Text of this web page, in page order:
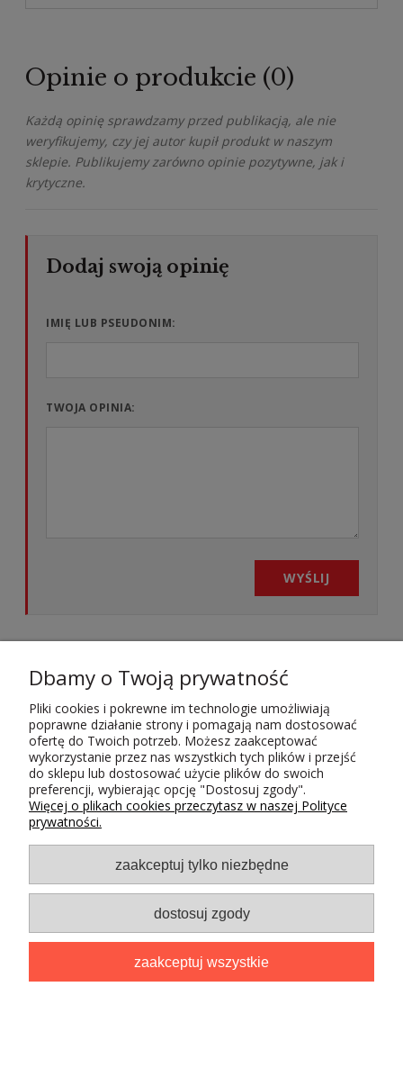
Opinie o produkcie (0)
Każdą opinię sprawdzamy przed publikacją, ale nie
weryfikujemy, czy jej autor kupił produkt w naszym
sklepie. Publikujemy zarówno opinie pozytywne, jak i
krytyczne.
IMIĘ LUB PSEUDONIM:
TWOJA OPINIA:
WYŚLIJ
Bądź na bieżąco z
promocjami
Iscriviti alla newsletter
Dbamy o Twoją prywatność
Pliki cookies i pokrewne im technologie umożliwiają
poprawne działanie strony i pomagają nam dostosować
ofertę do Twoich potrzeb. Możesz zaakceptować
wykorzystanie przez nas wszystkich tych plików i przejść
do sklepu lub dostosować użycie plików do swoich
preferencji, wybierając opcję "Dostosuj zgody".
Więcej o plikach cookies przeczytasz w naszej Polityce
prywatności.
zaakceptuj tylko niezbędne
dostosuj zgody
zaakceptuj wszystkie